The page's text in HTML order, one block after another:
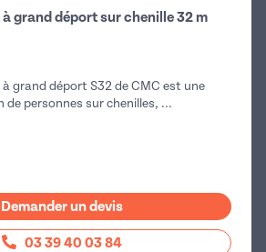
grand déport sur chenille 32 m
à grand déport S32 de CMC est une
de personnes sur chenilles, ...
Demander un devis
03 39 40 03 84